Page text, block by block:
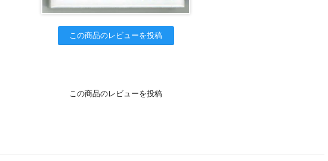
この商品のレビューを投稿
この商品のレビューを投稿